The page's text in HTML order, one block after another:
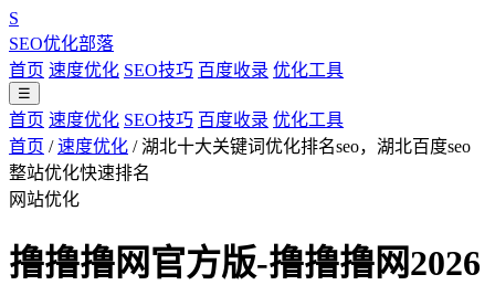
S
SEO优化部落
首页 速度优化 SEO技巧 百度收录 优化工具
☰
首页 速度优化 SEO技巧 百度收录 优化工具
首页 / 速度优化 / 湖北十大关键词优化排名seo，湖北百度seo
整站优化快速排名
网站优化
撸撸撸网官方版-撸撸撸网2026